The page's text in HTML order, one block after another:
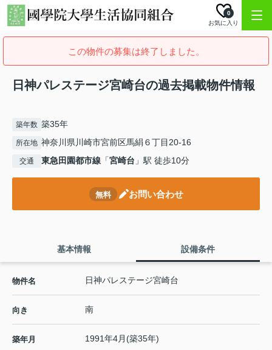
お気に入り
0
この物件の募集は終了しました。
日神パレステージ宮崎台の過去掲載物件情報
築年数 築35年
所在地 神奈川県川崎市宮前区馬絹６丁目20-16
交通 東急田園都市線 「宮崎台 」駅 徒歩10分
無料 お問い合わせ
基本情報 設備条件
物件名 日神パレステージ宮崎台
向き 南
築年月 1991年4月(築35年)